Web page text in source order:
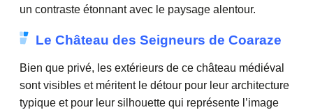
un contraste étonnant avec le paysage alentour.
Le Château des Seigneurs de Coaraze
Bien que privé, les extérieurs de ce château médiéval
sont visibles et méritent le détour pour leur architecture
typique et pour leur silhouette qui représente l’image